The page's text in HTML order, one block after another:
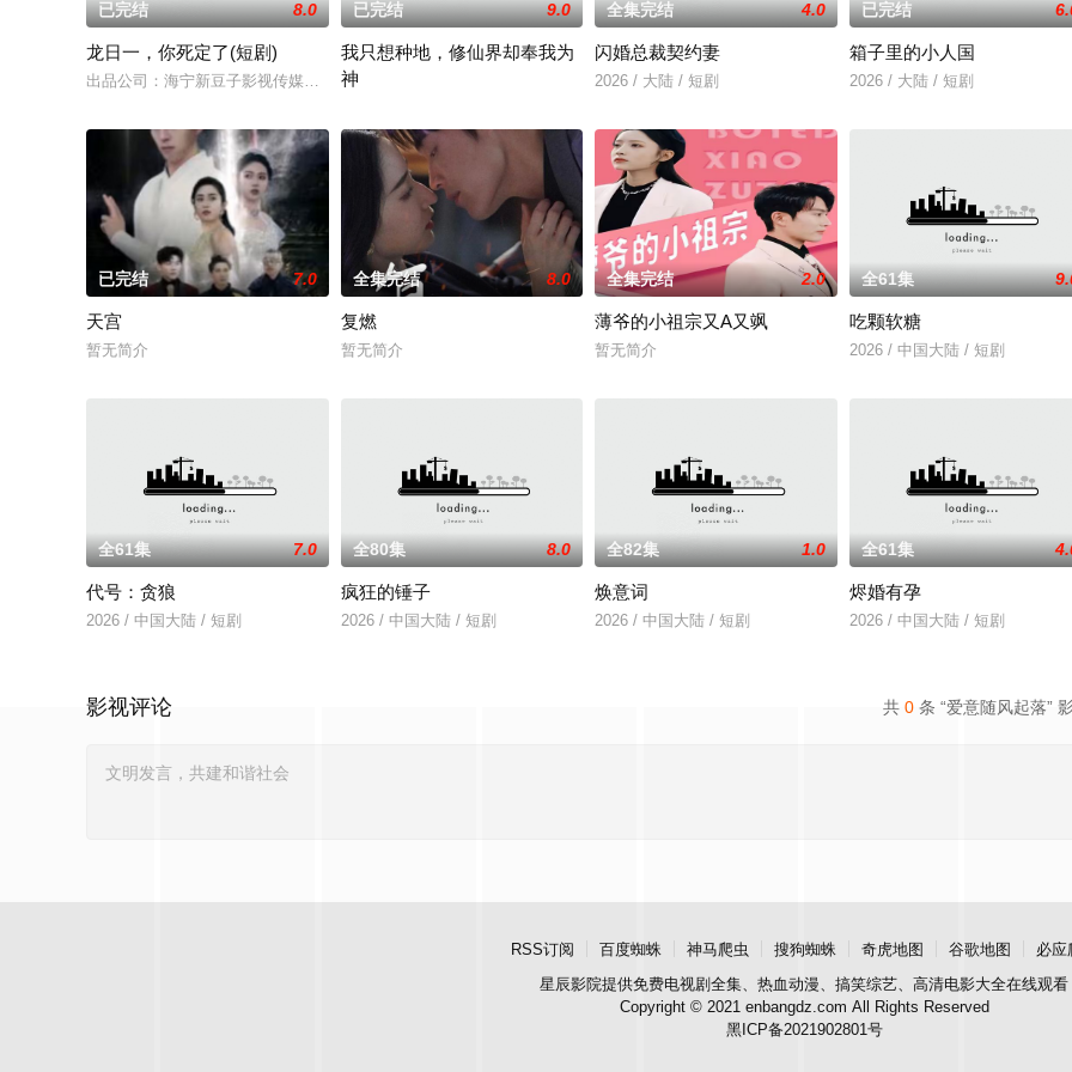
已完结 8.0
龙日一，你死定了(短剧)
出品公司：海宁新豆子影视传媒有限公司、北京九和龙胜文化传媒有限公司开机时间：2026年3月底联含出品人：林涛、张志远、马朝思远总制片
已完结 9.0
我只想种地，修仙界却奉我为
神
全集完结 4.0
闪婚总裁契约妻
2026 / 大陆 / 短剧
已完结
箱子里的小人国
2026 / 大陆 / 短剧
已完结 7.0
天宫
暂无简介
全集完结 8.0
复燃
暂无简介
全集完结 2.0
薄爷的小祖宗又A又飒
暂无简介
全61集
吃颗软糖
2026 / 中国大陆 / 短剧
全61集 7.0
代号：贪狼
2026 / 中国大陆 / 短剧
全80集 8.0
疯狂的锤子
2026 / 中国大陆 / 短剧
全82集 1.0
焕意词
2026 / 中国大陆 / 短剧
全61集
烬婚有孕
2026 / 中国大陆 / 短剧
共 0 条 “爱意随风起落”
影视评论
RSS订阅 百度蜘蛛 神马爬虫 搜狗蜘蛛 奇虎地图 谷歌地图
必应
星辰影院提供免费电视剧全集、热血动漫、搞笑综艺、高清电影大全在线观看
Copyright © 2021 enbangdz.com All Rights Reserved
黑ICP备2021902801号